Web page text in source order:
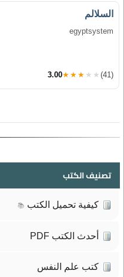
السلالم
egyptsystem
3.00★★★★★ (41)
تصنيف الكتب
كيفية تحميل الكتب 📚
أحدث الكتب PDF
كتب علم النفس